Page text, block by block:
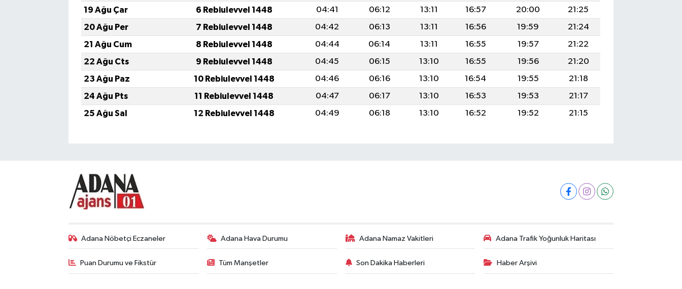
19 Ağu Çar
6 Rebiulevvel 1448 04:41 06:12 13:11 16:57 20:00
21:25
20 Ağu Per
7 Rebiulevvel 1448 04:42 06:13 13:11 16:56 19:59
21:24
21 Ağu Cum
8 Rebiulevvel 1448 04:44 06:14 13:11 16:55 19:57
21:22
22 Ağu Cts
9 Rebiulevvel 1448 04:45 06:15 13:10 16:55 19:56
21:20
23 Ağu Paz
10 Rebiulevvel 1448 04:46 06:16 13:10 16:54 19:55
21:18
24 Ağu Pts
11 Rebiulevvel 1448 04:47 06:17 13:10 16:53 19:53
21:17
25 Ağu Sal
12 Rebiulevvel 1448 04:49 06:18 13:10 16:52 19:52 21:15
Adana Nöbetçi Eczaneler Adana Hava Durumu Adana Namaz Vakitleri Adana Trafik Yoğunluk Haritası
Puan Durumu ve Fikstür Tüm Manşetler Son Dakika Haberleri Haber Arşivi